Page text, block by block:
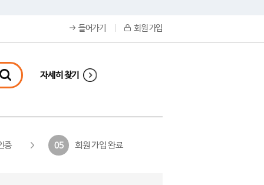
들어가기 회원 가입
자세히 찾기
증 05 회원 가입 완료